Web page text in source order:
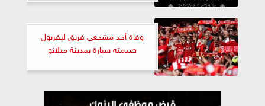
وفاة أحد مشجعى فريق ليفربول
صدمته سيارة بمدينة ميلانو